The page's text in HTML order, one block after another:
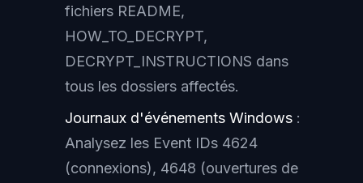
fichiers README,
HOW_TO_DECRYPT,
DECRYPT_INSTRUCTIONS dans
tous les dossiers affectés.
Journaux d'événements Windows :
Analysez les Event IDs 4624
(connexions), 4648 (ouvertures de